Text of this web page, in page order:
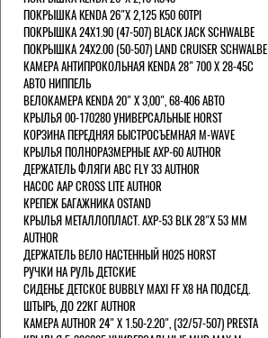
ПОКРЫШКА KENDA 26"Х 2,125 K50 60TPI
ПОКРЫШКА 24X1.90 (47-507) BLACK JACK SCHWALBE
ПОКРЫШКА 24X2.00 (50-507) LAND CRUISER SCHWALBE
КАМЕРА АНТИПРОКОЛЬНАЯ KENDA 28" 700 Х 28-45C
АВТО НИППЕЛЬ
ВЕЛОКАМЕРА KENDA 20" Х 3,00", 68-406 АВТО
КРЫЛЬЯ 00-170280 УНИВЕРСАЛЬНЫЕ HORST
КОРЗИНА ПЕРЕДНЯЯ БЫСТРОСЪЕМНАЯ M-WAVE
КРЫЛЬЯ ПОЛНОРАЗМЕРНЫЕ AXP-60 AUTHOR
ДЕРЖАТЕЛЬ ФЛЯГИ АВС FLY 33 AUTHOR
НАСОС AAP CROSS LITE AUTHOR
КРЕПЕЖ БАГАЖНИКА OSTAND
КРЫЛЬЯ МЕТАЛЛОПЛАСТ. AXP-53 BLK 28"Х 53 ММ
AUTHOR
ДЕРЖАТЕЛЬ ВЕЛО НАСТЕННЫЙ H025 HORST
РУЧКИ НА РУЛЬ ДЕТСКИЕ
СИДЕНЬЕ ДЕТСКОЕ BUBBLY MAXI FF X8 НА ПОДСЕД.
ШТЫРЬ, ДО 22КГ AUTHOR
КАМЕРА AUTHOR 24" Х 1.50-2.20", (32/57-507) PRESTA